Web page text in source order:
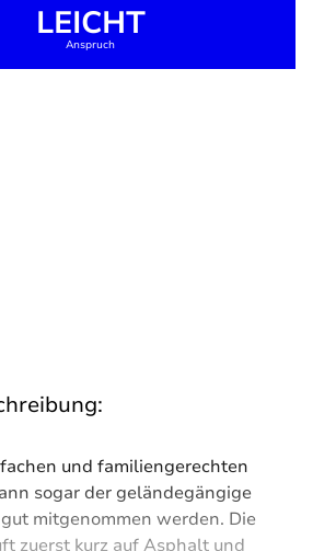
LEICHT
Anspruch
und familiengerechten
sogar der geländegängige
mitgenommen werden. Die
zuerst kurz auf Asphalt und